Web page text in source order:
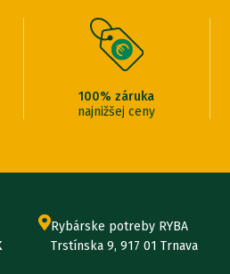
100% záruka
najnižšej ceny
Rybárske potreby RYBA
Trstínska 9, 917 01 Trnava